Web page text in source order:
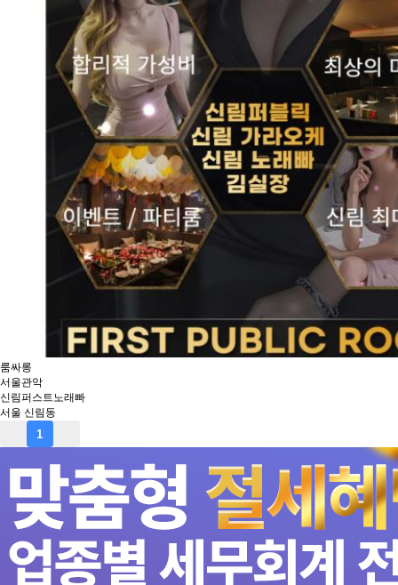
룸싸롱
서울관악
신림퍼스트노래빠
서울 신림동
1